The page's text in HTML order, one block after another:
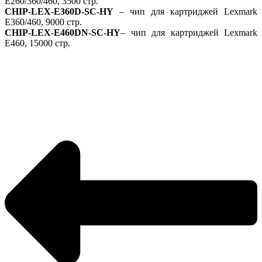
CHIP-LEX-E360D-SC-HY – чип для картриджей Lexmark
E360/460, 9000 стр.
CHIP-LEX-E460DN-SC-HY– чип для картриджей Lexmark
E460, 15000 стр.